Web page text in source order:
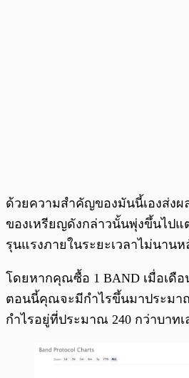
ด้วยความสำคัญของมันนี้เองส่งผ
ของเหรียญดังกล่าวนั้นพุ่งขึ้นไปแ
รุนแรงภายในระยะเวลาไม่นานห
โดยหากคุณซื้อ 1 BAND เมื่อเดื
ตอนนี้คุณจะมีกำไรขึ้นมาประม
กำไรอยู่ที่ประมาณ 240 กว่าบาทเ